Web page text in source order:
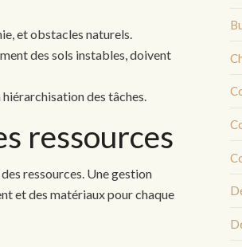
et obstacles naturels.
des sols instables, doivent
des tâches.
ressources
ressources. Une gestion
et des matériaux pour chaque